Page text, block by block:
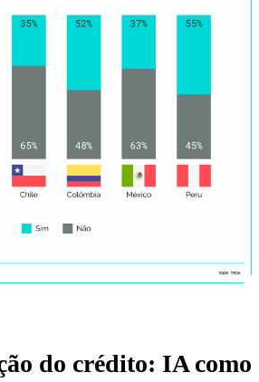
do crédito: IA como